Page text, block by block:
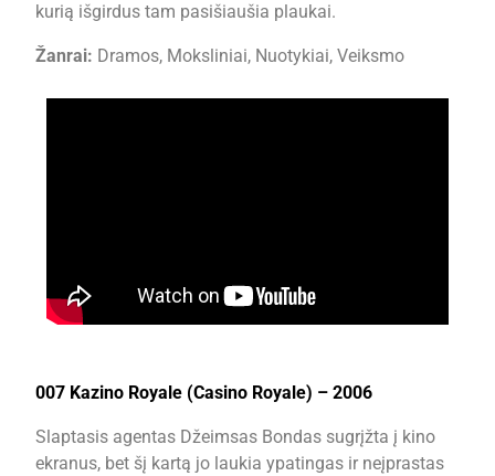
kurią išgirdus tam pasišiaušia plaukai.
Žanrai: Dramos, Moksliniai, Nuotykiai, Veiksmo
007 Kazino Royale (Casino Royale) – 2006
Slaptasis agentas Džeimsas Bondas sugrįžta į kino
ekranus, bet šį kartą jo laukia ypatingas ir neįprastas